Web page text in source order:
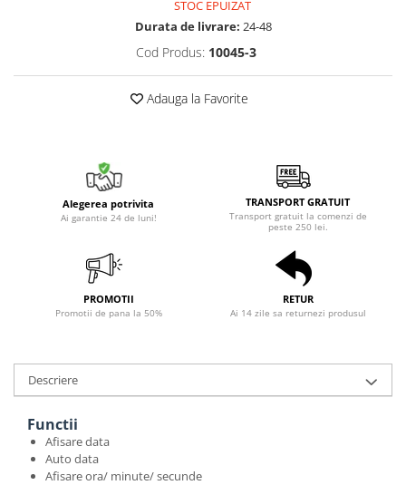
STOC EPUIZAT
Durata de livrare: 24-48
Cod Produs: 10045-3
Adauga la Favorite
Alegerea potrivita
Ai garantie 24 de luni!
TRANSPORT GRATUIT
Transport gratuit la comenzi de
peste 250 lei.
PROMOTII
Promotii de pana la 50%
RETUR
Ai 14 zile sa returnezi produsul
Descriere
Functii
Afisare data
Auto data
Afisare ora/ minute/ secunde